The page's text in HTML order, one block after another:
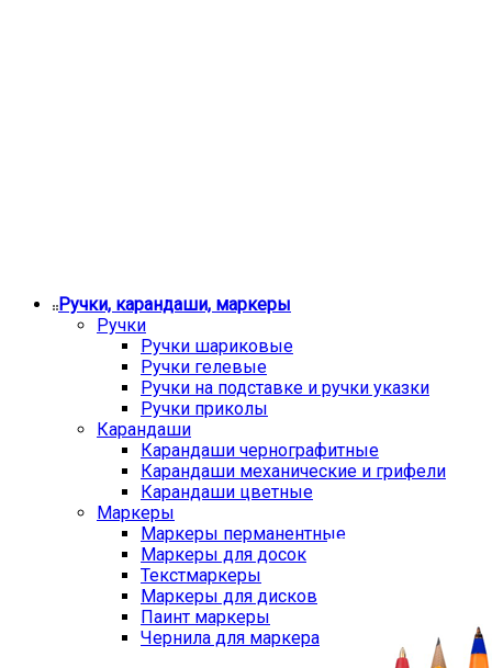
Ручки, карандаши, маркеры
Ручки
Ручки шариковые
Ручки гелевые
Ручки на подставке и ручки указки
Ручки приколы
Карандаши
Карандаши чернографитные
Карандаши механические и грифели
Карандаши цветные
Маркеры
Маркеры перманентные
Маркеры для досок
Текстмаркеры
Маркеры для дисков
Паинт маркеры
Чернила для маркера